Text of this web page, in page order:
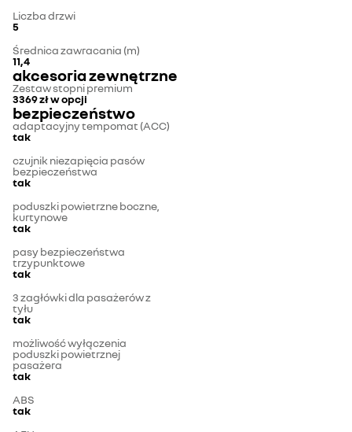
Liczba drzwi
5
Średnica zawracania (m)
11,4
akcesoria zewnętrzne
Zestaw stopni premium
3369 złw opcji
bezpieczeństwo
adaptacyjny tempomat (ACC)
tak
czujnik niezapięcia pasów
bezpieczeństwa
tak
poduszki powietrzne boczne,
kurtynowe
tak
pasy bezpieczeństwa
trzypunktowe
tak
3 zagłówki dla pasażerów z
tyłu
tak
możliwość wyłączenia
poduszki powietrznej
pasażera
tak
ABS
tak